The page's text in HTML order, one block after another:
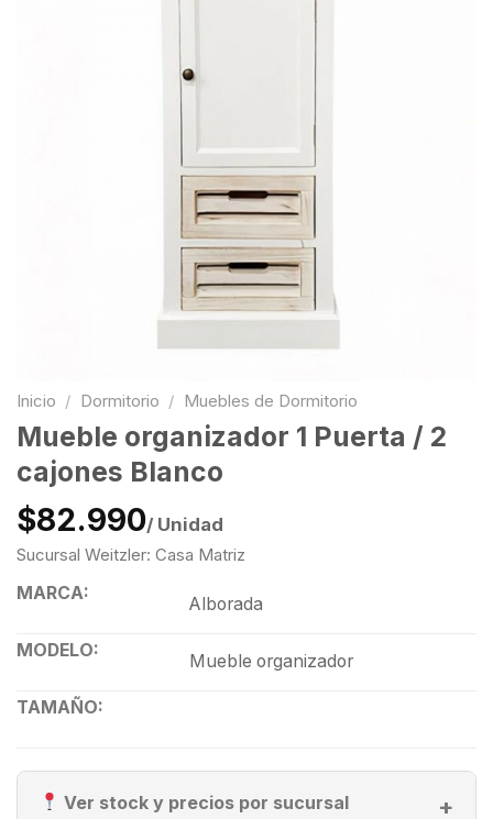
Inicio / Dormitorio / Muebles de Dormitorio
Mueble organizador 1 Puerta / 2
cajones Blanco
$82.990/ Unidad
Sucursal Weitzler: Casa Matriz
MARCA:
Alborada
MODELO:
Mueble organizador
TAMAÑO:
Ver stock y precios por sucursal